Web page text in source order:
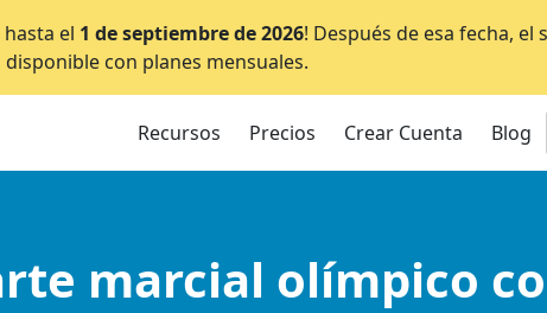
el 1 de septiembre de 2026! Después de esa fecha, el
disponible con planes mensuales.
Recursos Precios Crear Cuenta Blog
marcial olímpico